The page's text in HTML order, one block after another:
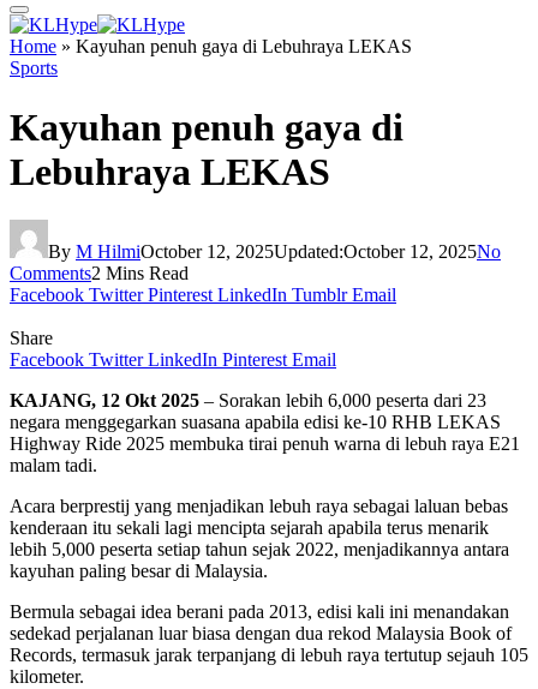
Home » Kayuhan penuh gaya di Lebuhraya LEKAS
Sports
Kayuhan penuh gaya di
Lebuhraya LEKAS
By M HilmiOctober 12, 2025Updated:October 12, 2025No
Comments2 Mins Read
Facebook Twitter Pinterest LinkedIn Tumblr Email
Share
Facebook Twitter LinkedIn Pinterest Email
KAJANG, 12 Okt 2025 – Sorakan lebih 6,000 peserta dari 23
negara menggegarkan suasana apabila edisi ke-10 RHB LEKAS
Highway Ride 2025 membuka tirai penuh warna di lebuh raya E21
malam tadi.
Acara berprestij yang menjadikan lebuh raya sebagai laluan bebas
kenderaan itu sekali lagi mencipta sejarah apabila terus menarik
lebih 5,000 peserta setiap tahun sejak 2022, menjadikannya antara
kayuhan paling besar di Malaysia.
Bermula sebagai idea berani pada 2013, edisi kali ini menandakan
sedekad perjalanan luar biasa dengan dua rekod Malaysia Book of
Records, termasuk jarak terpanjang di lebuh raya tertutup sejauh 105
kilometer.